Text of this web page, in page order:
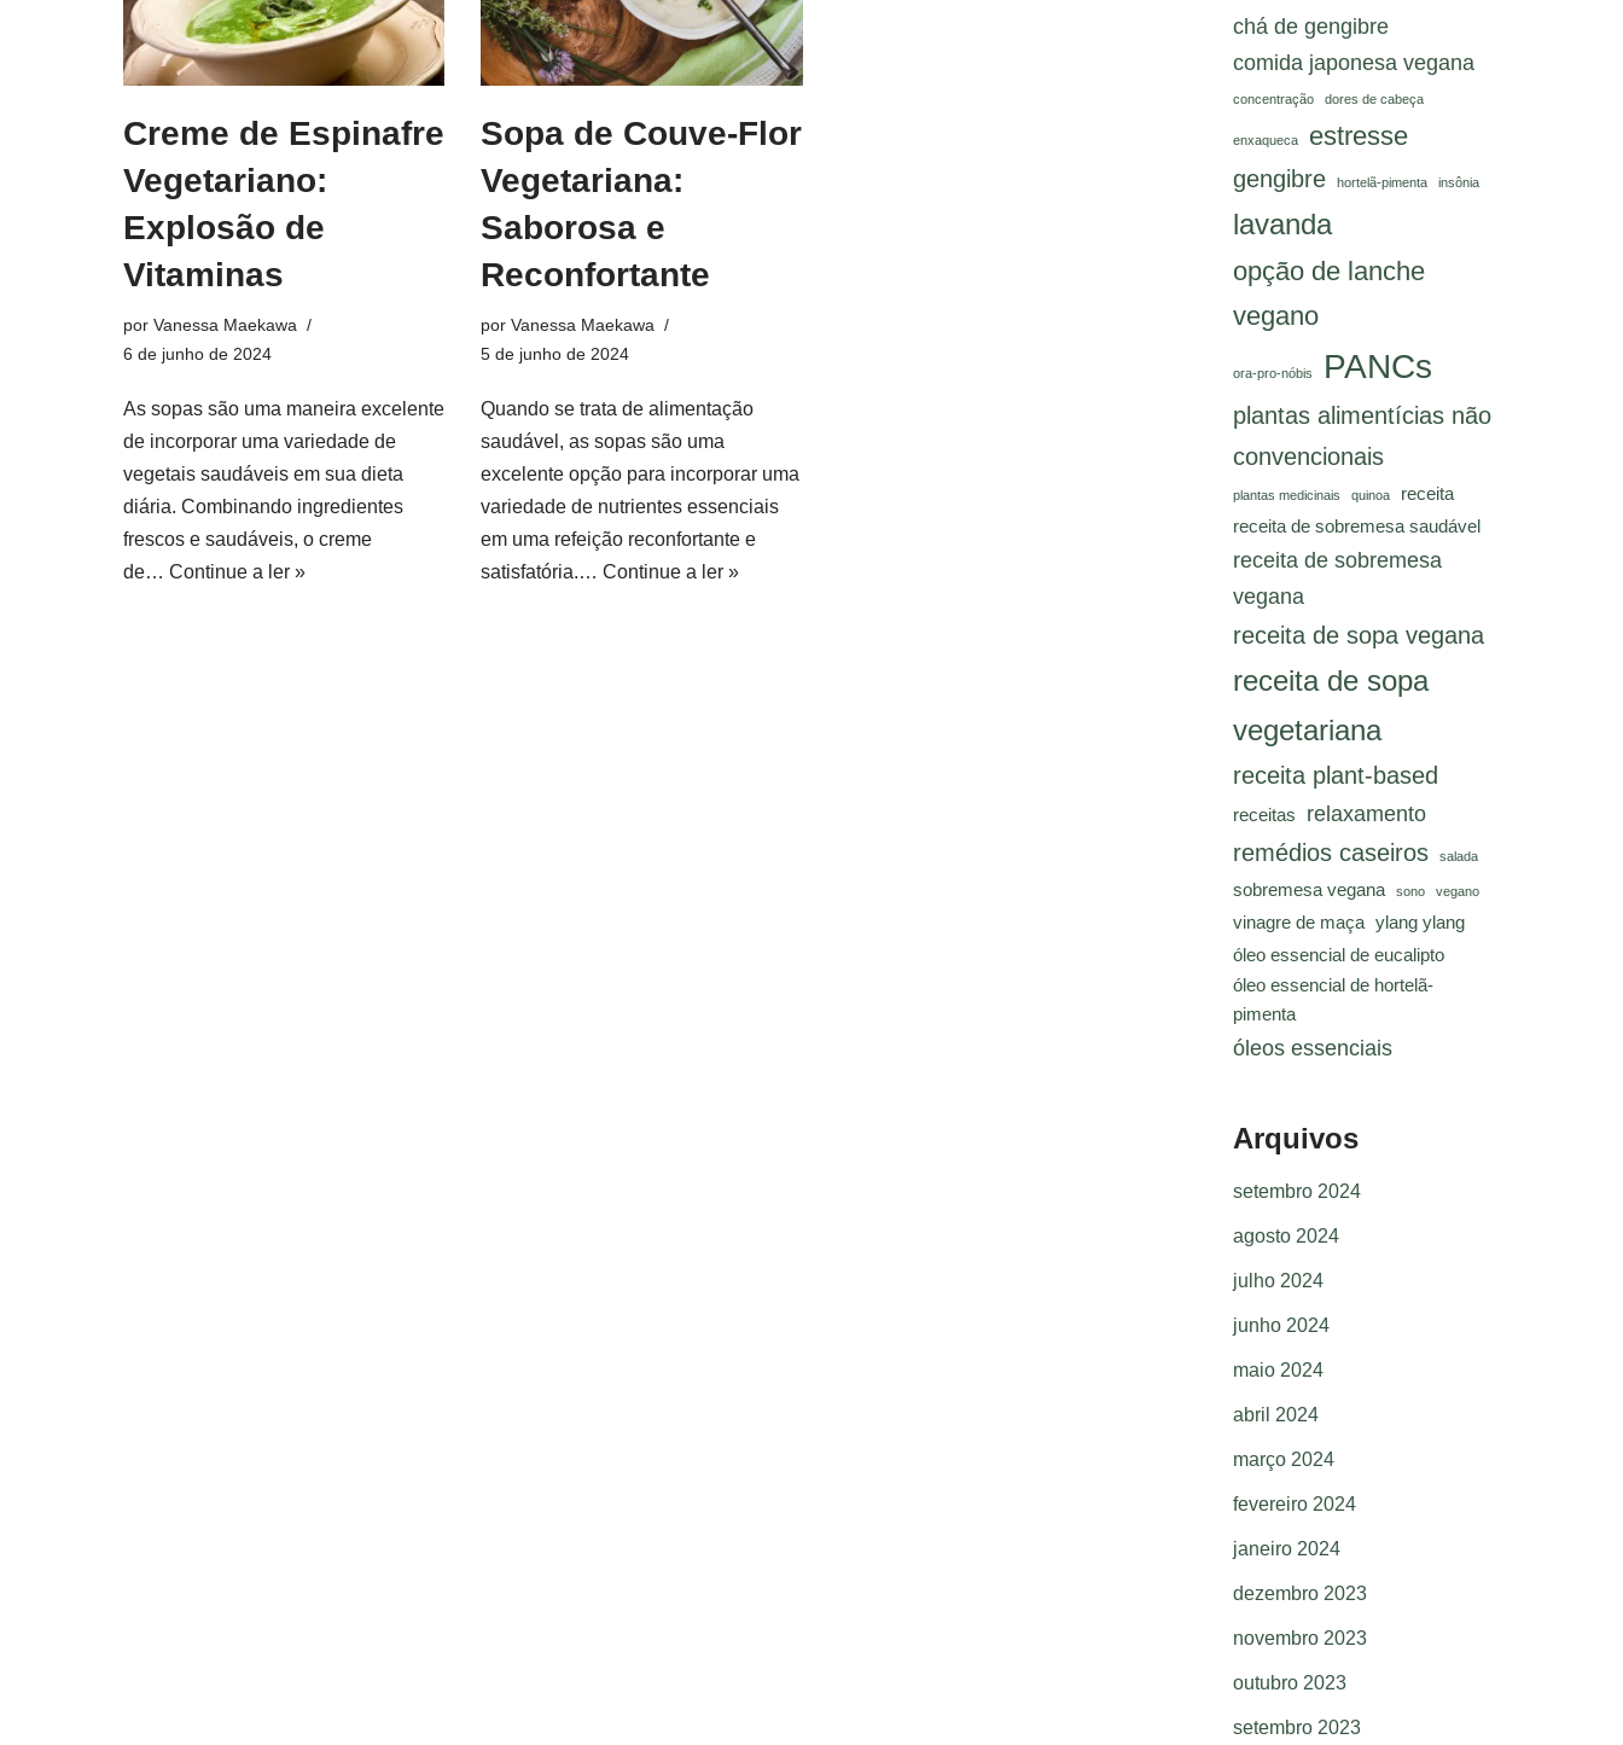
Creme de Espinafre
Vegetariano:
Explosão de
Vitaminas
por Vanessa Maekawa
6 de junho de 2024
As sopas são uma maneira excelente
de incorporar uma variedade de
vegetais saudáveis ​​em sua dieta
diária. Combinando ingredientes
frescos e saudáveis, o creme
de… Continue a ler »
Sopa de Couve-Flor
Vegetariana:
Saborosa e
Reconfortante
porVanessa Maekawa
5 de junho de 2024
Quando se trata de alimentação
saudável, as sopas são uma
excelente opção para incorporar uma
variedade de nutrientes essenciais
em uma refeição reconfortante e
satisfatória.…Continue a ler »
chá de gengibre
comida japonesa vegana
concentração dores de cabeça
enxaqueca estresse
gengibre hortelã-pimenta insônia
lavanda
opção de lanche
vegano
ora-pro-nóbis PANCs
plantas alimentícias não
convencionais
plantas medicinais quinoa
receita
receita de sobremesa saudável
receita de sobremesa
vegana
receita de sopa vegana
receita de sopa
vegetariana
receita plant-based
receitas relaxamento
remédios caseiros salada
sobremesa vegana sono vegano
vinagre de maça ylang ylang
óleo essencial de eucalipto
óleo essencial de hortelã-
pimenta
óleos essenciais
Arquivos
setembro 2024
agosto 2024
julho 2024
junho 2024
maio 2024
abril 2024
março 2024
fevereiro 2024
janeiro 2024
dezembro 2023
novembro 2023
outubro 2023
setembro 2023